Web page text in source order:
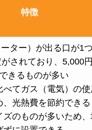
特徴
ーター）が出る口が1
がされており、5,000
きるものが多い
べてガス（電気）の
、光熱費を節約できる
ズのものが多いため